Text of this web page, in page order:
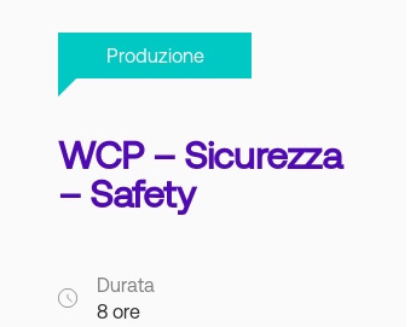
Produzione
WCP – Sicurezza
– Safety
Durata
8 ore